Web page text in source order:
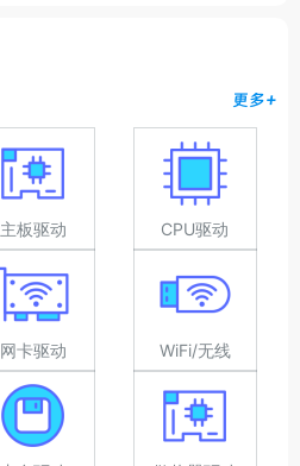
更多+
主板驱动 CPU驱动
网卡驱动 WiFi/无线